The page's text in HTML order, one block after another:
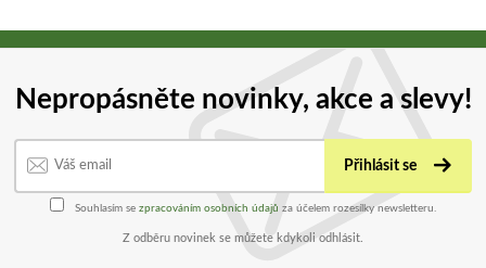
Nepropásněte novinky, akce a slevy!
Přihlásit se
Souhlasím se zpracováním osobních údajů za účelem rozesílky newsletteru.
Z odběru novinek se můžete kdykoli odhlásit.